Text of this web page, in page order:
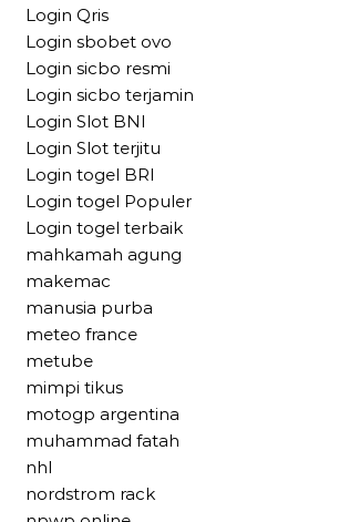
Login Qris
Login sbobet ovo
Login sicbo resmi
Login sicbo terjamin
Login Slot BNI
Login Slot terjitu
Login togel BRI
Login togel Populer
Login togel terbaik
mahkamah agung
makemac
manusia purba
meteo france
metube
mimpi tikus
motogp argentina
muhammad fatah
nhl
nordstrom rack